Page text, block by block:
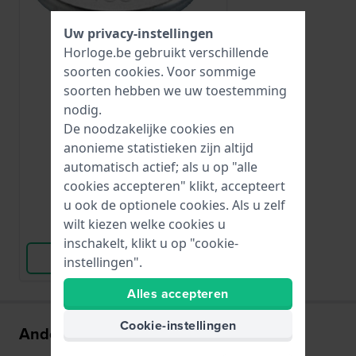
Renata
CR1225
€ 5,-
● Op voorraad
Vergelijk
Bekijk Product
Anderen kochten ook
Uw privacy-instellingen
Horloge.be gebruikt verschillende
soorten cookies. Voor sommige
soorten hebben we uw toestemming
nodig.
De noodzakelijke cookies en
anonieme statistieken zijn altijd
automatisch actief; als u op "alle
cookies accepteren" klikt, accepteert
u ook de optionele cookies. Als u zelf
wilt kiezen welke cookies u
inschakelt, klikt u op "cookie-
instellingen".
Alles accepteren
Cookie-instellingen